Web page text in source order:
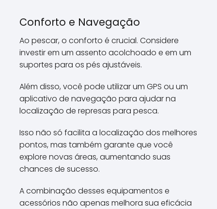
Conforto e Navegação
Ao pescar, o conforto é crucial. Considere
investir em um assento acolchoado e em um
suportes para os pés ajustáveis.
Além disso, você pode utilizar um GPS ou um
aplicativo de navegação para ajudar na
localização de represas para pesca.
Isso não só facilita a localização dos melhores
pontos, mas também garante que você
explore novas áreas, aumentando suas
chances de sucesso.
A combinação desses equipamentos e
acessórios não apenas melhora sua eficácia